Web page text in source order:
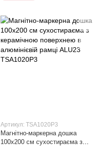
Артикул: TSA1020P3
Магнітно-маркерна дошка
100x200 см сухостираєма з